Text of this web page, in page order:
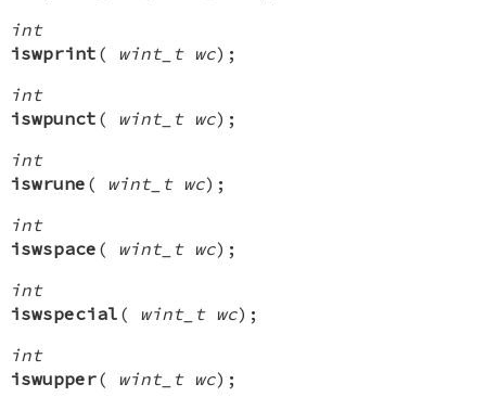
int
iswprint ( wint_t wc);
int
iswpunct ( wint_t wc);
int
iswrune ( wint_t wc);
int
iswspace ( wint_t wc);
int
iswspecial ( wint_t wc);
int
iswupper( wint_t wc);